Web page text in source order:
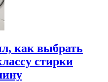
как выбрать
стирки